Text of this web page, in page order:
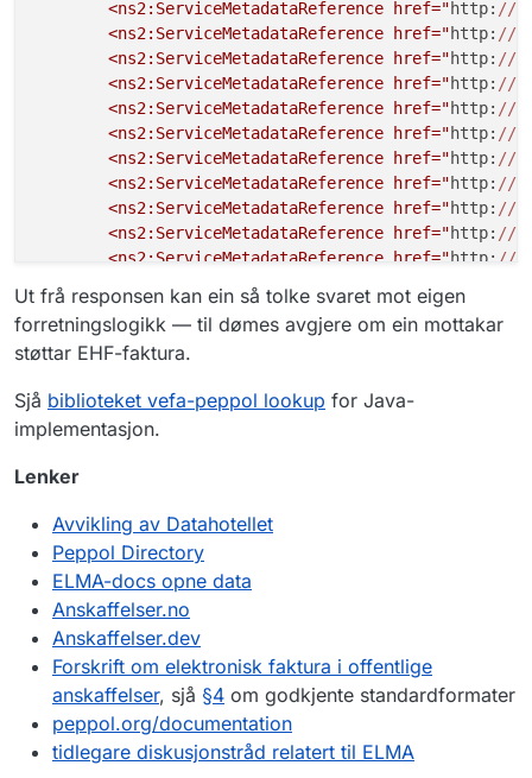
"scheme": "busdox-docid-qns",
"value":
},
{
"scheme": "busdox-docid-qns",
"value":
},
{
"scheme": "busdox-docid-qns",
"value":
} ,
{
"scheme" : "busdox-docid-qns",
}
"scheme": "busdox-docid-qns"
"scheme"
},
{
},
{
"scheme"
"value"
:
}
        <ns2:ServiceMetadataReference href="
http: //
        <ns2:ServiceMetadataReference href="
http: //
        <ns2:ServiceMetadataReference href="
http: //
        <ns2:ServiceMetadataReference href="
http: //
        <ns2:ServiceMetadataReference href="
http: //
        <ns2:ServiceMetadataReference href="
http: //
        <ns2:ServiceMetadataReference href="
http: //
        <ns2:ServiceMetadataReference href="
http: //
        <ns2:ServiceMetadataReference href="
http: //
        <ns2:ServiceMetadataReference href="
http: //
        <ns2:ServiceMetadataReference href="
http: //
        <ns2:ServiceMetadataReference href="
        <ns2:ServiceMetadataReference href="
http:
        <ns2:ServiceMetadataReference href="
http://
        <ns2:ServiceMetadataReference href="
Ut frå responsen kan ein så tolke svaret mot eigen
forretningslogikk — til dømes avgjere om ein mottakar
støttar EHF-faktura.
Sjå biblioteket vefa-peppol lookup for Java-
implementasjon.
Lenker
Avvikling av Datahotellet
Peppol Directory
ELMA-docs opne data
Anskaffelser.no
Anskaffelser.dev
Forskrift om elektronisk faktura i offentlige
anskaffelser, sjå §4 om godkjente standardformater
peppol.org/documentation
tidlegare diskusjonstråd relatert til ELMA